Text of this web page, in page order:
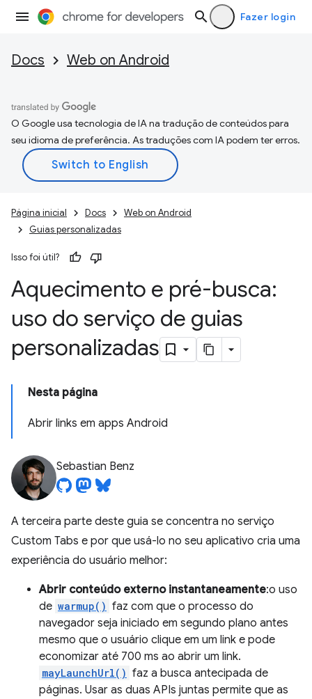
Fazer login
Docs Web on Android
O Google usa tecnologia de IA na tradução de conteúdos para
seu idioma de preferência. As traduções com IA podem ter erros.
Página inicial Docs
Web on Android
Guias personalizadas
Isso foi útil?
Aquecimento e pré-busca:
uso do serviço de guias
personalizadas
Nesta página
Abrir links em apps Android
Sebastian Benz
A terceira parte deste guia se concentra no serviço
Custom Tabs e por que usá-lo no seu aplicativo cria uma
experiência do usuário melhor:
Abrir conteúdo externo instantaneamente:o uso
de warmup() faz com que o processo do
navegador seja iniciado em segundo plano antes
mesmo que o usuário clique em um link e pode
economizar até 700 ms ao abrir um link.
mayLaunchUrl() faz a busca antecipada de
páginas. Usar as duas APIs juntas permite que as